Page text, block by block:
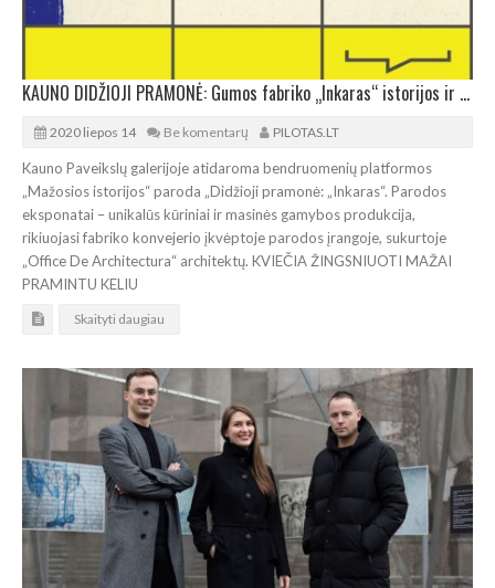
KAUNO DIDŽIOJI PRAMONĖ: Gumos fabriko „Inkaras“ istorijos ir konvejeris
2020 liepos 14 Be komentarų PILOTAS.LT
Kauno Paveikslų galerijoje atidaroma bendruomenių platformos
„Mažosios istorijos“ paroda „Didžioji pramonė: „Inkaras“. Parodos
eksponatai – unikalūs kūriniai ir masinės gamybos produkcija,
rikiuojasi fabriko konvejerio įkvėptoje parodos įrangoje, sukurtoje
„Office De Architectura“ architektų. KVIEČIA ŽINGSNIUOTI MAŽAI
PRAMINTU KELIU
Skaityti daugiau